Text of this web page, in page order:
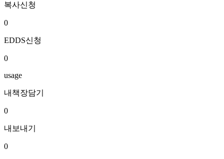
복사신청
0
EDDS신청
0
usage
내책장담기
0
내보내기
0